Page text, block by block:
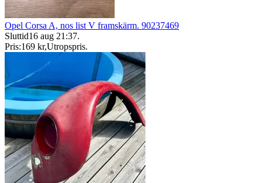
Opel Corsa A, nos list V framskärm. 90237469
Sluttid16 aug 21:37.
Pris:169 kr,Utropspris.